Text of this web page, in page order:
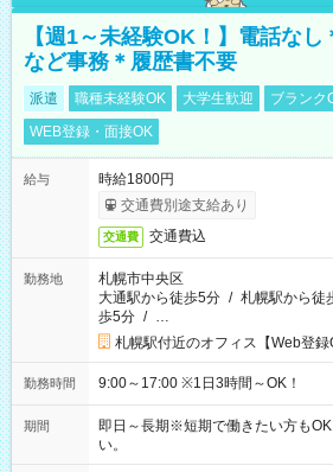
【週1～未経験OK！】電話なし
など事務＊履歴書不要
派遣 職種未経験OK 大学生歓迎
ブランク
WEB登録・面接OK
給与
時給1800円
交通費別途支給あり
交通費 交通費込
勤務地
札幌市中央区
大通駅から徒歩5分 / 札幌駅から徒
歩5分 / …
札幌駅付近のオフィス【Web登録
勤務時間 9:00～17:00 ※1日3時間～OK！
期間
即日～長期※短期で働きたい方も
い。